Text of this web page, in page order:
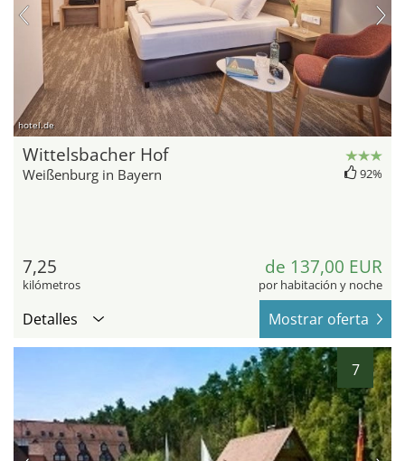
hotel.de
Wittelsbacher Hof
Weißenburg in Bayern 92%
7,25
kilómetros
de 137,00 EUR
por habitación y noche
Detalles Mostrar oferta
7